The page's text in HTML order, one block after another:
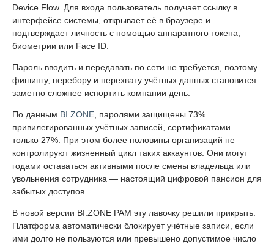
Device Flow. Для входа пользователь получает ссылку в
интерфейсе системы, открывает её в браузере и
подтверждает личность с помощью аппаратного токена,
биометрии или Face ID.
Пароль вводить и передавать по сети не требуется, поэтому
фишингу, перебору и перехвату учётных данных становится
заметно сложнее испортить компании день.
По данным BI.ZONE , паролями защищены 73%
привилегированных учётных записей, сертификатами —
только 27%. При этом более половины организаций не
контролируют жизненный цикл таких аккаунтов. Они могут
годами оставаться активными после смены владельца или
увольнения сотрудника — настоящий цифровой пансион для
забытых доступов.
В новой версии BI.ZONE PAM эту лавочку решили прикрыть.
Платформа автоматически блокирует учётные записи, если
ими долго не пользуются или превышено допустимое число